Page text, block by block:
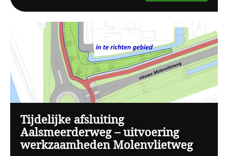
Tijdelijke afsluiting
Aalsmeerderweg – uitvoering
werkzaamheden Molenvlietweg